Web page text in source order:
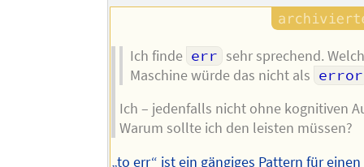
Ich finde err sehr sprechend.
Maschine würde das nicht als error
Ich – jedenfalls nicht ohne kognitiven
Warum sollte ich den leisten müssen?
„to err“ ist ein gängiges Pattern für